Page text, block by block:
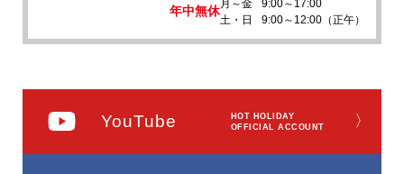
年中無休
月～金
9:00～17:00
土・日
9:00～12:00（正午）
YouTube
HOT HOLIDAY
OFFICIAL ACCOUNT
〉